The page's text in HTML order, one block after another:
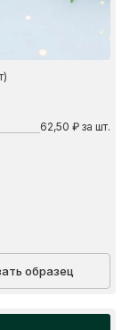
62,50 ₽ за шт.
образец